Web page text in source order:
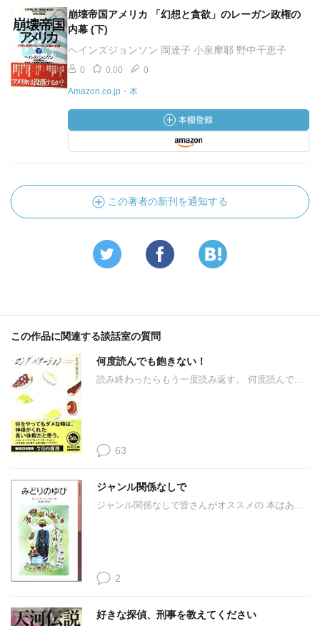
崩壊帝国アメリカ 「幻想と貪欲」のレーガン政権の
内幕 (下)
ヘインズジョンソン 岡達子 小泉摩耶 野中千恵子
0 0.00 0
Amazon.co.jp・本
この著者の新刊を通知する
この作品に関連する談話室の質問
何度読んでも飽きない！
読み終わったらもう一度読み返す。 何度読んで...
63
ジャンル関係なしで
ジャンル関係なしで皆さんがオススメの 本はあ...
2
好きな探偵、刑事を教えてください